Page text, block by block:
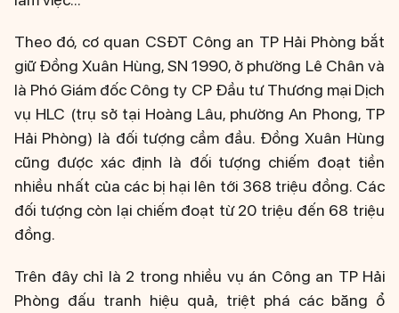
Theo đó, cơ quan CSĐT Công an TP Hải Phòng bắt
giữ Đồng Xuân Hùng, SN 1990, ở phường Lê Chân và
là Phó Giám đốc Công ty CP Đầu tư Thương mại Dịch
vụ HLC (trụ sở tại Hoàng Lâu, phường An Phong, TP
Hải Phòng) là đối tượng cầm đầu. Đồng Xuân Hùng
cũng được xác định là đối tượng chiếm đoạt tiền
nhiều nhất của các bị hại lên tới 368 triệu đồng. Các
đối tượng còn lại chiếm đoạt từ 20 triệu đến 68 triệu
đồng.
Trên đây chỉ là 2 trong nhiều vụ án Công an TP Hải
Phòng đấu tranh hiệu quả, triệt phá các băng ổ